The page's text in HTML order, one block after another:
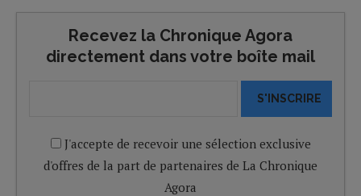
Recevez la Chronique Agora
directement dans votre boîte mail
S'INSCRIRE
J'accepte de recevoir une sélection exclusive
d'offres de la part de partenaires de La Chronique
Agora